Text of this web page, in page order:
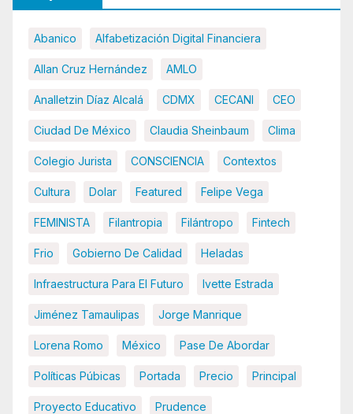
Abanico Alfabetización Digital Financiera
Allan Cruz Hernández AMLO
Analletzin Díaz Alcalá CDMX CECANI CEO
Ciudad De México Claudia Sheinbaum Clima
Colegio Jurista CONSCIENCIA Contextos
Cultura Dolar Featured Felipe Vega
FEMINISTA Filantropia Filántropo Fintech
Frio Gobierno De Calidad Heladas
Infraestructura Para El Futuro Ivette Estrada
Jiménez Tamaulipas Jorge Manrique
Lorena Romo México Pase De Abordar
Políticas Púbicas Portada Precio Principal
Proyecto Educativo Prudence